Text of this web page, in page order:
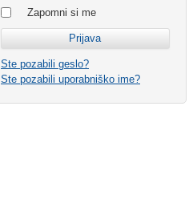
Zapomni si me
Ste pozabili geslo?
Ste pozabili uporabniško ime?